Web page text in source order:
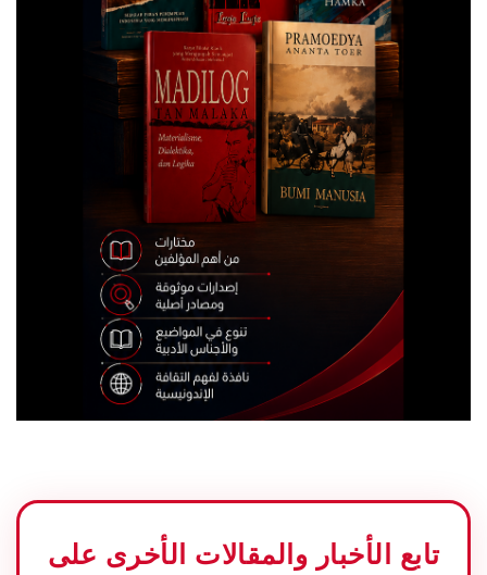
تابع الأخبار والمقالات الأخرى على